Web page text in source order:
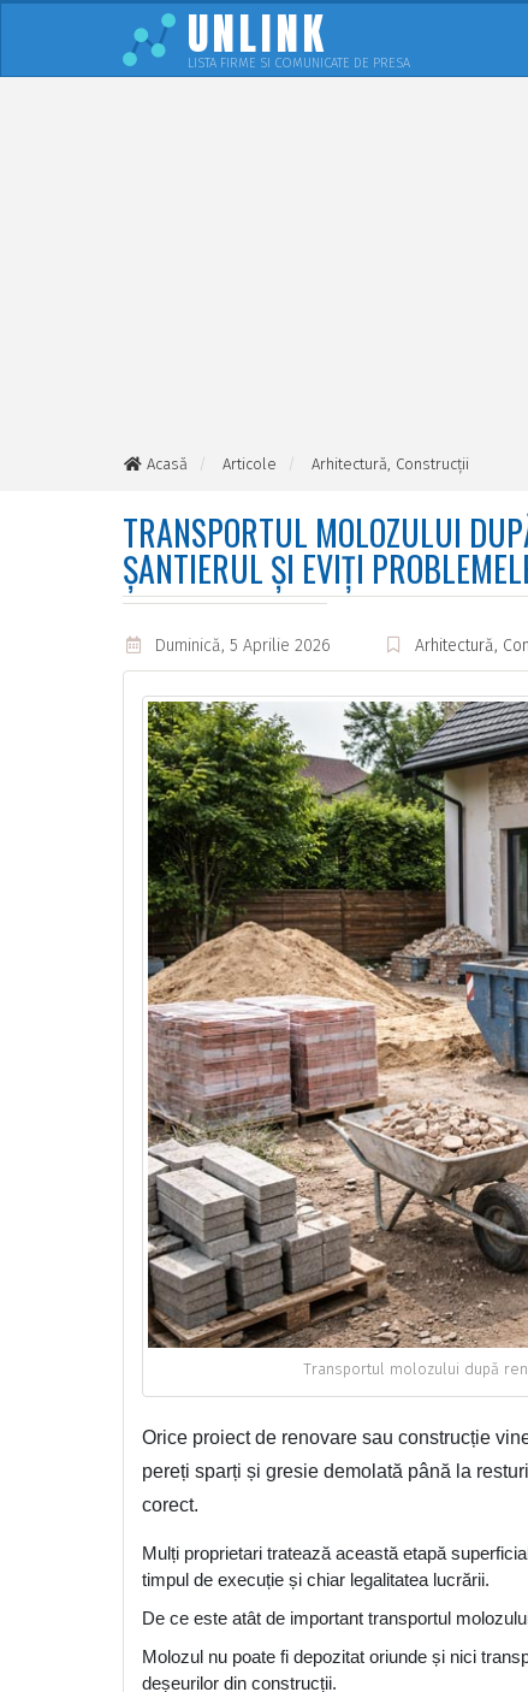
UNLINK
LISTA FIRME SI COMUNICATE DE PRESA
Acasă Articole
Arhitectură, Construcții
TRANSPORTUL MOLOZULUI
ȘANTIERUL ȘI EVIȚI
Duminică, 5 Aprilie 2026 Arhitectură,
Transportul molozului după
Orice proiect de renovare sau construcție
pereți sparți și gresie demolată până la
corect.
Mulți proprietari tratează această etapă
timpul de execuție și chiar legalitatea lucrării.
De ce este atât de important transportul
Molozul nu poate fi depozitat oriunde și nici
deșeurilor din construcții.